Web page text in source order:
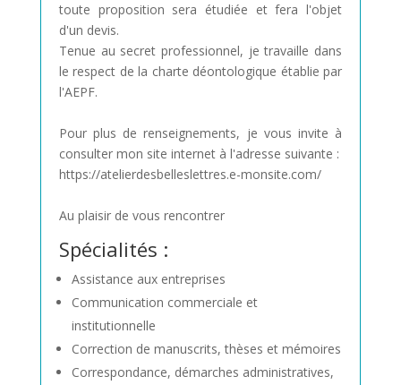
toute proposition sera étudiée et fera l'objet
d'un devis.
Tenue au secret professionnel, je travaille dans
le respect de la charte déontologique établie par
l'AEPF.
Pour plus de renseignements, je vous invite à
consulter mon site internet à l'adresse suivante :
https://atelierdesbelleslettres.e-monsite.com/
Au plaisir de vous rencontrer
Spécialités :
Assistance aux entreprises
Communication commerciale et
institutionnelle
Correction de manuscrits, thèses et mémoires
Correspondance, démarches administratives,